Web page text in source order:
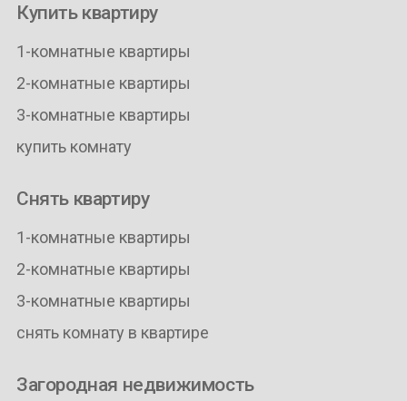
Купить квартиру
1-комнатные квартиры
2-комнатные квартиры
3-комнатные квартиры
купить комнату
Снять квартиру
1-комнатные квартиры
2-комнатные квартиры
3-комнатные квартиры
снять комнату в квартире
Загородная недвижимость